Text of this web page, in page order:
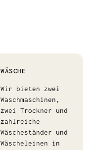
WÄSCHE
Wir bieten zwei
Waschmaschinen,
zwei Trockner und
zahlreiche
Wäscheständer und
Wäscheleinen in